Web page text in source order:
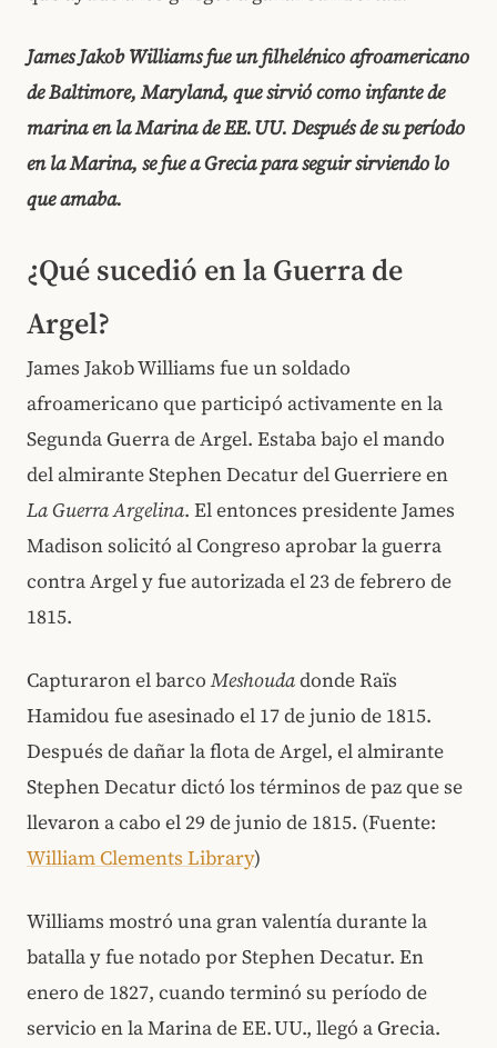
James Jakob Williams fue un filhelénico afroamericano
de Baltimore, Maryland, que sirvió como infante de
marina en la Marina de EE. UU. Después de su período
en la Marina, se fue a Grecia para seguir sirviendo lo
que amaba.
¿Qué sucedió en la Guerra de
Argel?
James Jakob Williams fue un soldado
afroamericano que participó activamente en la
Segunda Guerra de Argel. Estaba bajo el mando
del almirante Stephen Decatur del Guerriere en
La Guerra Argelina. El entonces presidente James
Madison solicitó al Congreso aprobar la guerra
contra Argel y fue autorizada el 23 de febrero de
1815.
Capturaron el barcoMeshoudadonde Raïs
Hamidou fue asesinado el 17 de junio de 1815.
Después de dañar la flota de Argel, el almirante
Stephen Decatur dictó los términos de paz que se
llevaron a cabo el 29 de junio de 1815. (Fuente:
William Clements Library)
Williams mostró una gran valentía durante la
batalla y fue notado por Stephen Decatur. En
enero de 1827, cuando terminó su período de
servicio en la Marina de EE. UU., llegó a Grecia.